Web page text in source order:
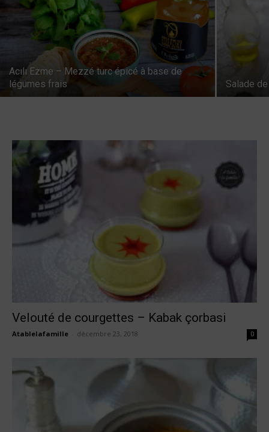
Acılı Ezme – Mezzé turc épicé à base de
légumes frais
Salade
Velouté de courgettes – Kabak çorbasi
Atablelafamille décembre 23, 2018 0